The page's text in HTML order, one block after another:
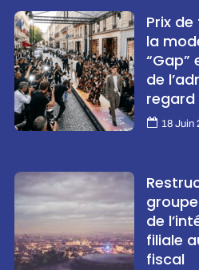
Prix
la
“Gap”
de
regard
18 Juin
de
filiale
fiscal